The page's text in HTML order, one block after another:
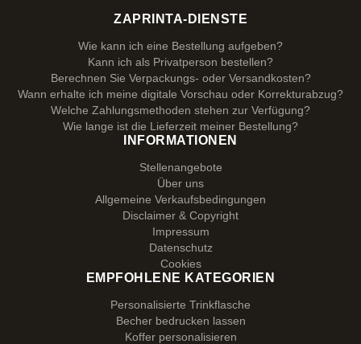
ZAPRINTA-DIENSTE
Wie kann ich eine Bestellung aufgeben?
Kann ich als Privatperson bestellen?
Berechnen Sie Verpackungs- oder Versandkosten?
Wann erhalte ich meine digitale Vorschau oder Korrekturabzug?
Welche Zahlungsmethoden stehen zur Verfügung?
Wie lange ist die Lieferzeit meiner Bestellung?
INFORMATIONEN
Stellenangebote
Über uns
Allgemeine Verkaufsbedingungen
Disclaimer & Copyright
Impressum
Datenschutz
Cookies
EMPFOHLENE KATEGORIEN
Personalisierte Trinkflasche
Becher bedrucken lassen
Koffer personalisieren